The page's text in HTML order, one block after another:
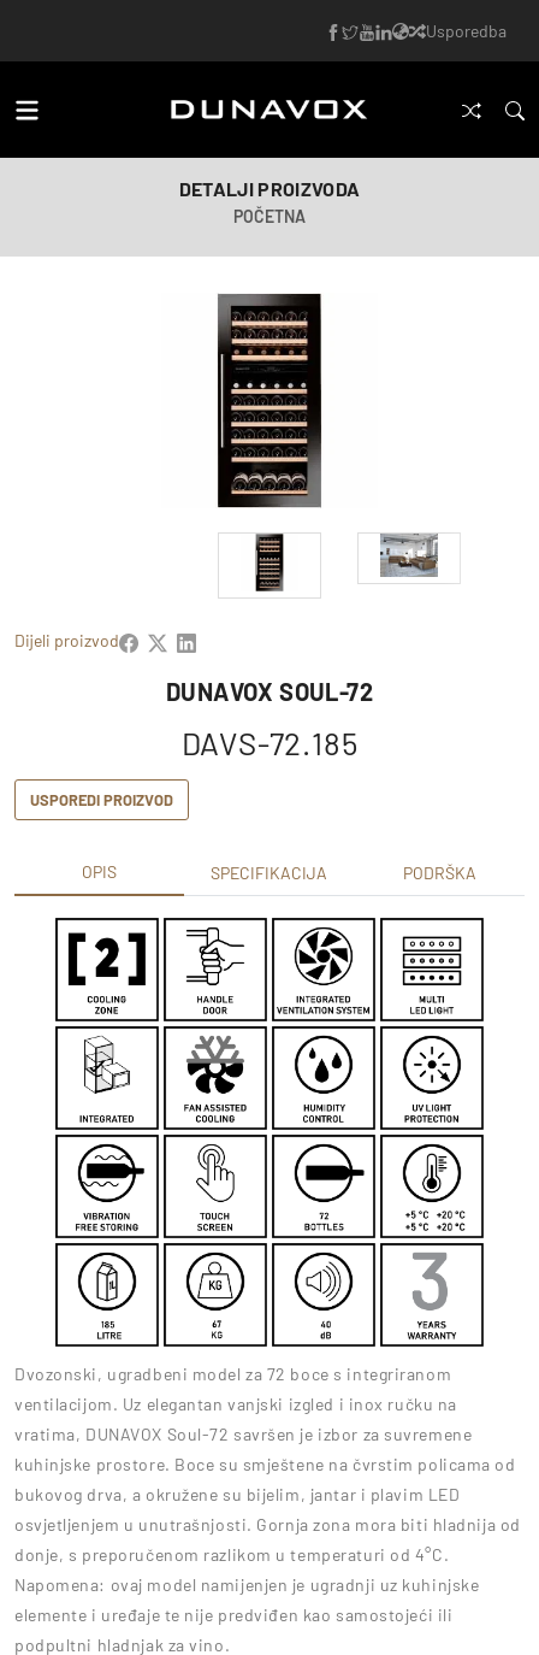
Usporedba
DETALJI PROIZVODA
POČETNA
Dijeli proizvod
DUNAVOX SOUL-72
DAVS-72.185
USPOREDI PROIZVOD
OPIS SPECIFIKACIJA PODRŠKA
Dvozonski, ugradbeni model za 72 boce s integriranom
ventilacijom. Uz elegantan vanjski izgled i inox ručku na
vratima, DUNAVOX Soul-72 savršen je izbor za suvremene
kuhinjske prostore. Boce su smještene na čvrstim policama od
bukovog drva, a okružene su bijelim, jantar i plavim LED
osvjetljenjem u unutrašnjosti. Gornja zona mora biti hladnija od
donje, s preporučenom razlikom u temperaturi od 4°C.
Napomena: ovaj model namijenjen je ugradnji uz kuhinjske
elemente i uređaje te nije predviđen kao samostojeći ili
podpultni hladnjak za vino.